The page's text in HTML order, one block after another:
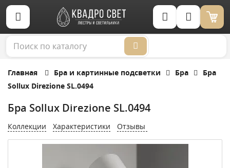
Корзина (0)
Главная Бра и картинные подсветки Бра
Бра
Sollux Direzione SL.0494
Бра Sollux Direzione SL.0494
Коллекции Характеристики Отзывы